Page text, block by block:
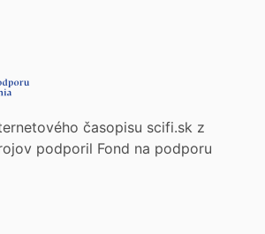
časopisu scifi.sk z
podporil Fond na podporu